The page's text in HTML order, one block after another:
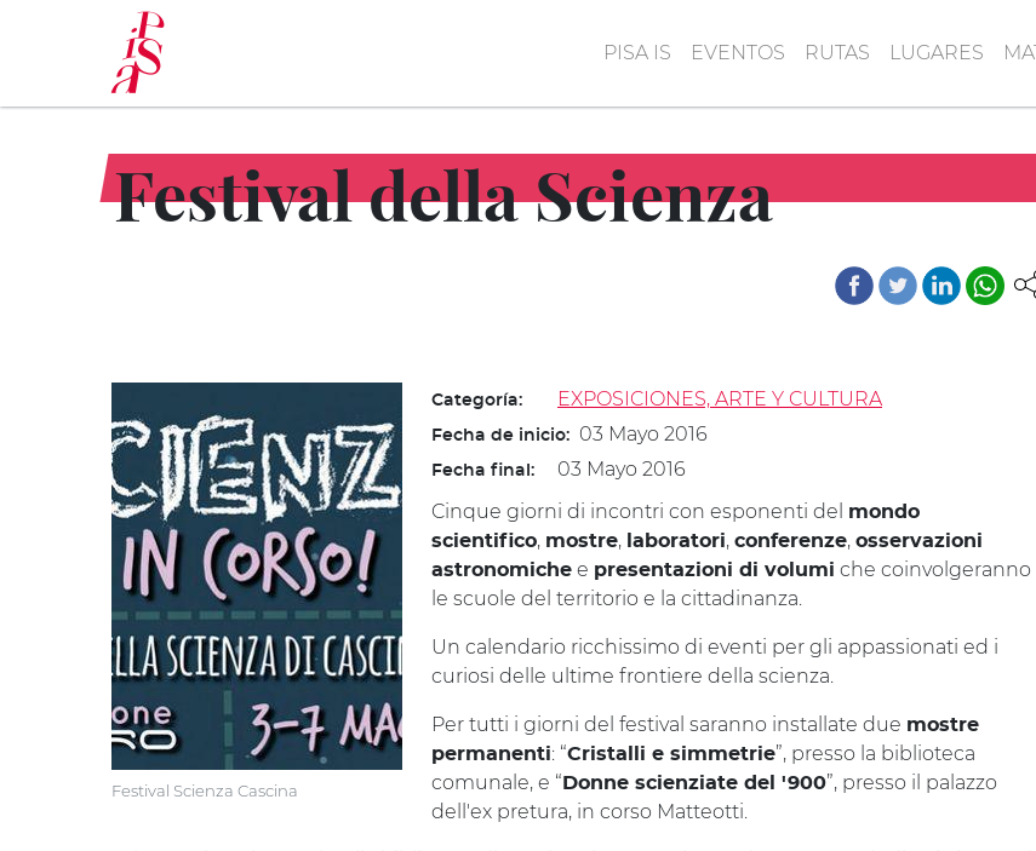
principal
PISA IS EVENTOS RUTAS LUGARES
Festival della Scienza
Festival Scienza Cascina
Categoría: EXPOSICIONES, ARTE Y CULTURA
Fecha de inicio: 03 Mayo 2016
Fecha final:
03 Mayo 2016
Cinque giorni di incontri con esponenti del
mondo
scientifico, mostre, laboratori, conferenze, osservazioni
astronomiche e presentazioni di volumi che coinvolgeranno
le scuole del territorio e la cittadinanza.
Un calendario ricchissimo di eventi per gli appassionati ed i
curiosi delle ultime frontiere della scienza.
Per tutti i giorni del festival saranno installate due mostre
permanenti: “Cristalli e simmetrie”, presso la biblioteca
comunale, e “ Donne scienziate del '900”, presso il palazzo
dell'ex pretura, in corso Matteotti.